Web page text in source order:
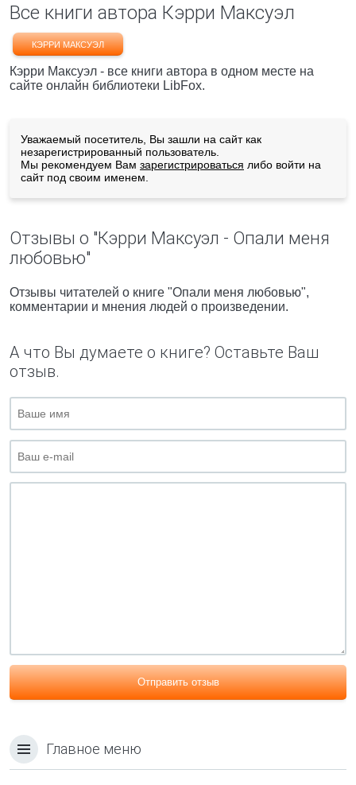
Все книги автора Кэрри Максуэл
КЭРРИ МАКСУЭЛ
Кэрри Максуэл - все книги автора в одном месте на
сайте онлайн библиотеки LibFox.
Уважаемый посетитель, Вы зашли на сайт как
незарегистрированный пользователь.
Мы рекомендуем Вам зарегистрироваться либо войти на
сайт под своим именем.
Отзывы о "Кэрри Максуэл - Опали меня
любовью"
Отзывы читателей о книге "Опали меня любовью",
комментарии и мнения людей о произведении.
А что Вы думаете о книге? Оставьте Ваш
отзыв.
Отправить отзыв
Главное меню